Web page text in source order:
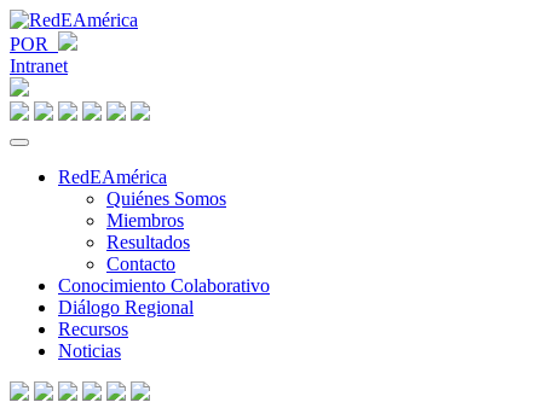
POR
Intranet
RedEAmérica
Quiénes Somos
Miembros
Resultados
Contacto
Conocimiento Colaborativo
Diálogo Regional
Recursos
Noticias